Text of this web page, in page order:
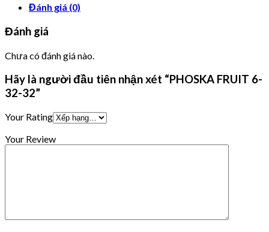
Đánh giá (0)
Đánh giá
Chưa có đánh giá nào.
Hãy là người đầu tiên nhận xét “PHOSKA FRUIT 6-
32-32”
Your Rating
Your Review